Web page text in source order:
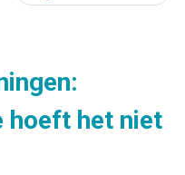
hoeft het niet